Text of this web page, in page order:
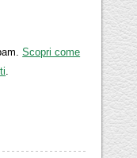
Scopri come